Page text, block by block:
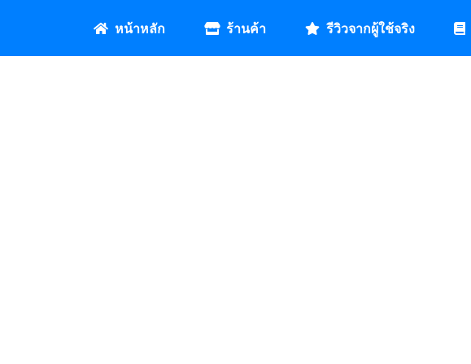
หน้าหลัก ร้านค้า รีวิวจากผู้ใช้จริง